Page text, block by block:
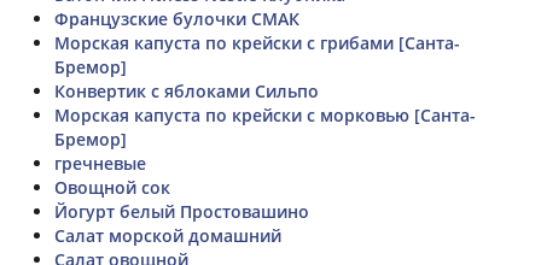
Французские булочки СМАК
Морская капуста по крейски с грибами [Санта-
Бремор]
Конвертик с яблоками Сильпо
Морская капуста по крейски с морковью [Санта-
Бремор]
гречневые
Овощной сок
Йогурт белый Простовашино
Салат морской домашний
Салат овощной